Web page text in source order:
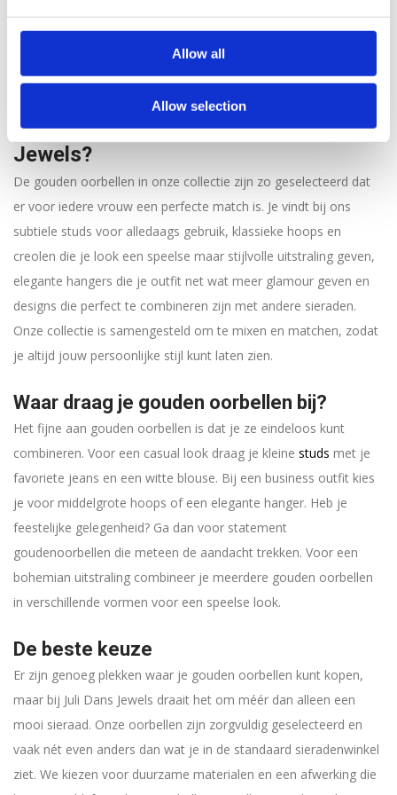
Allow all
Allow selection
die jouw huid laat stralen. Dat maakt gouden oorbellen een
goede én slimme keuze. Kies ervoor je collectie verder compleet
te maken met een prachtigegouden armband
Welke stijlen vind je bij Juli Dans
Jewels?
De gouden oorbellen in onze collectie zijn zo geselecteerd dat
er voor iedere vrouw een perfecte match is. Je vindt bij ons
subtiele studs voor alledaags gebruik, klassieke hoops en
creolen die je look een speelse maar stijlvolle uitstraling geven,
elegante hangers die je outfit net wat meer glamour geven en
designs die perfect te combineren zijn met andere sieraden.
Onze collectie is samengesteld om te mixen en matchen, zodat
je altijd jouw persoonlijke stijl kunt laten zien.
Waar draag je gouden oorbellen bij?
Het fijne aan gouden oorbellen is dat je ze eindeloos kunt
combineren. Voor een casual look draag je kleine studs met je
favoriete jeans en een witte blouse. Bij een business outfit kies
je voor middelgrote hoops of een elegante hanger. Heb je
feestelijke gelegenheid? Ga dan voor statement
goudenoorbellen die meteen de aandacht trekken. Voor een
bohemian uitstraling combineer je meerdere gouden oorbellen
in verschillende vormen voor een speelse look.
De beste keuze
Er zijn genoeg plekken waar je gouden oorbellen kunt kopen,
maar bij Juli Dans Jewels draait het om méér dan alleen een
mooi sieraad. Onze oorbellen zijn zorgvuldig geselecteerd en
vaak nét even anders dan wat je in de standaard sieradenwinkel
ziet. We kiezen voor duurzame materialen en een afwerking die